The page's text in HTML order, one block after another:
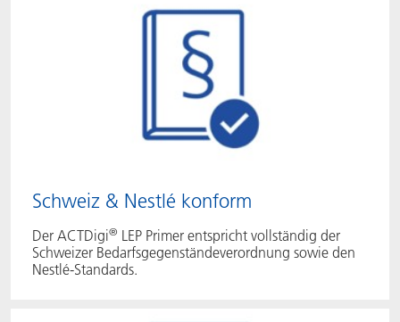
Schweiz & Nestlé konform
Der ACTDigi® LEP Primer entspricht vollständig der
Schweizer Bedarfsgegenständeverordnung sowie den
Nestlé-Standards.